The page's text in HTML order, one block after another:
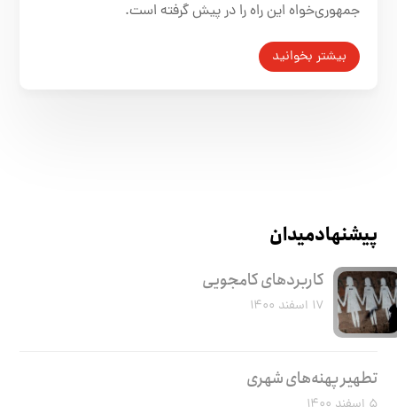
جمهوری‌خواه این راه را در پیش گرفته است.
بیشتر بخوانید
پیشنهاد میدان
کاربرد‌های کامجویی
۱۷ اسفند ۱۴۰۰
تطهیر پهنه‌های شهری
۵ اسفند ۱۴۰۰